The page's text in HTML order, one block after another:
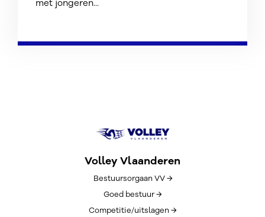
met jongeren...
Volley Vlaanderen
Bestuursorgaan VV →
Goed bestuur →
Competitie/uitslagen →